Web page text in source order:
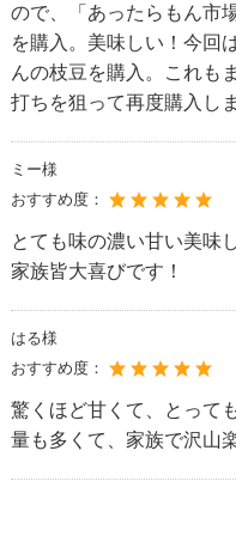
ので、「あったらもん市
を購入。美味しい！今回
んの枝豆を購入。これも
打ちを狙って再度購入し
ミー様
おすすめ度：
とても味の濃い甘い美味
家族皆大喜びです！
はる様
おすすめ度：
驚くほど甘くて、とって
量も多くて、家族で沢山